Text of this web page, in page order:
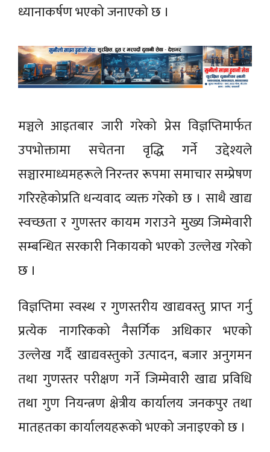
ध्यानाकर्षण भएको जनाएको छ ।
मञ्चले आइतबार जारी गरेको प्रेस विज्ञप्तिमार्फत
उपभोक्तामा सचेतना वृद्धि गर्ने उद्देश्यले
सञ्चारमाध्यमहरूले निरन्तर रूपमा समाचार सम्प्रेषण
गरिरहेकोप्रति धन्यवाद व्यक्त गरेको छ । साथै खाद्य
स्वच्छता र गुणस्तर कायम गराउने मुख्य जिम्मेवारी
सम्बन्धित सरकारी निकायको भएको उल्लेख गरेको
छ ।
विज्ञप्तिमा स्वस्थ र गुणस्तरीय खाद्यवस्तु प्राप्त गर्नु
प्रत्येक नागरिकको नैसर्गिक अधिकार भएको
उल्लेख गर्दै खाद्यवस्तुको उत्पादन, बजार अनुगमन
तथा गुणस्तर परीक्षण गर्ने जिम्मेवारी खाद्य प्रविधि
तथा गुण नियन्त्रण क्षेत्रीय कार्यालय जनकपुर तथा
मातहतका कार्यालयहरूको भएको जनाइएको छ ।